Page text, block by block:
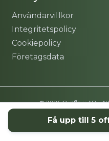
Få upp till 5
Användarvillkor
Integritetspolicy
Cookiepolicy
Företagsdata
© 2026 Outflow AB -